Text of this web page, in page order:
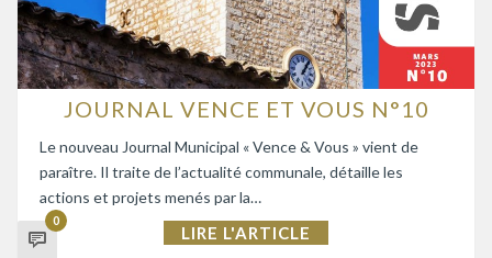
JOURNAL VENCE ET VOUS N°10
Le nouveau Journal Municipal « Vence & Vous » vient de
paraître. Il traite de l’actualité communale, détaille les
actions et projets menés par la…
0
LIRE L'ARTICLE